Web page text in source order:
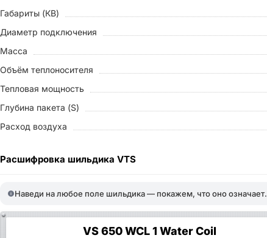
Габариты (КВ)
Диаметр подключения
Масса
Объём теплоносителя
Тепловая мощность
Глубина пакета (S)
Расход воздуха
Расшифровка шильдика VTS
Наведи на любое поле шильдика — покажем, что оно означает.
VS 650 WCL 1 Water Coil